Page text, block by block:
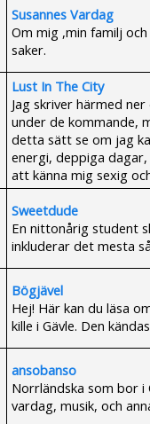
Susannes Vardag
Om mig ,min familj
saker.
Lust In The City
Jag skriver härmed
under de kommande,
detta sätt se om jag
energi, deppiga
att känna mig sexig
Sweetdude
En nittonårig student
inkluderar det mesta
Bögjävel
Hej! Här kan du läsa
kille i Gävle. Den
ansobanso
Norrländska som bor
vardag, musik, och